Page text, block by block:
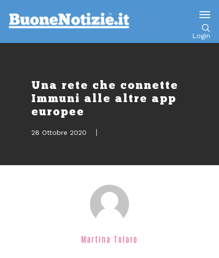
Login
Una rete che connette
Immuni alle altre app
europee
28 Ottobre 2020
Martina Tolaro
Go to mobile version